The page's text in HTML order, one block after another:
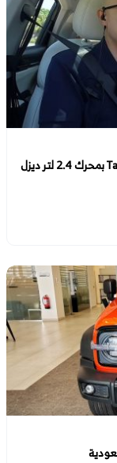
رئيس جريت وول موتورز يكشف عن إطلاق Tank 300 بمحرك 2.4 لتر ديزل